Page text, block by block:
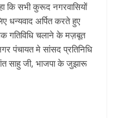
कि सभी कुरूद नगरवासियों
धन्यवाद अर्पित करते हुए
गतिविधि चलाने के मज़बूत
पंचायत मे सांसद प्रतिनिधि
साहु जी, भाजपा के जुझारू